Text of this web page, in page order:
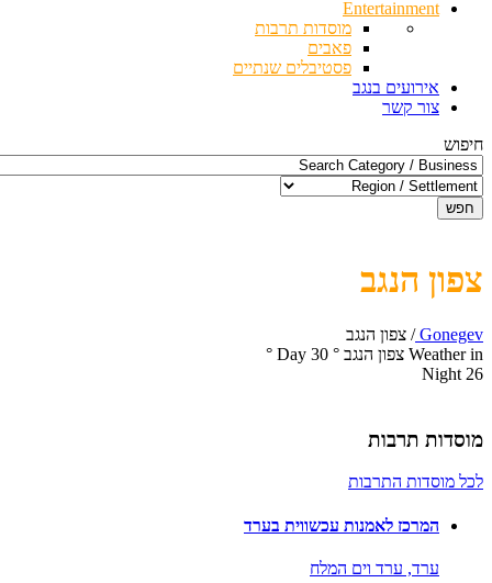
Entertainment
מוסדות תרבות
פאבים
פסטיבלים שנתיים
אירועים בנגב
צור קשר
חיפוש
חפש
צפון הנגב
Gonegev
/ צפון הנגב
Weather in צפון הנגב
°
30
Day
°
26
Night
מוסדות תרבות
לכל מוסדות התרבות
המרכז לאמנות עכשווית בערד
ערד, ערד וים המלח